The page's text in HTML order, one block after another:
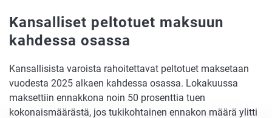
Kansalliset peltotuet maksuun
kahdessa osassa
Kansallisista varoista rahoitettavat peltotuet maksetaan
vuodesta 2025 alkaen kahdessa osassa. Lokakuussa
maksettiin ennakkona noin 50 prosenttia tuen
kokonaismäärästä, jos tukikohtainen ennakon määrä ylitti